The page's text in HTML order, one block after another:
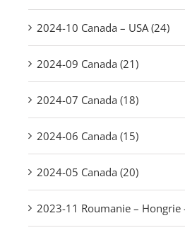
2024-10 Canada – USA (24)
2024-09 Canada (21)
2024-07 Canada (18)
2024-06 Canada (15)
2024-05 Canada (20)
2023-11 Roumanie – Hongrie